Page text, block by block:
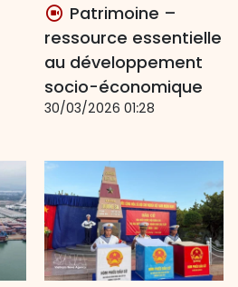
Patrimoine –
ressource essentielle
au développement
socio-économique
30/03/2026 01:28